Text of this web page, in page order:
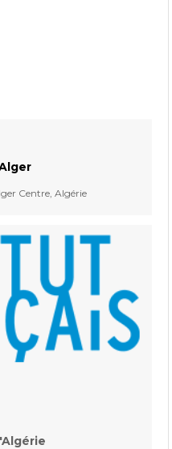
Centre, Algérie